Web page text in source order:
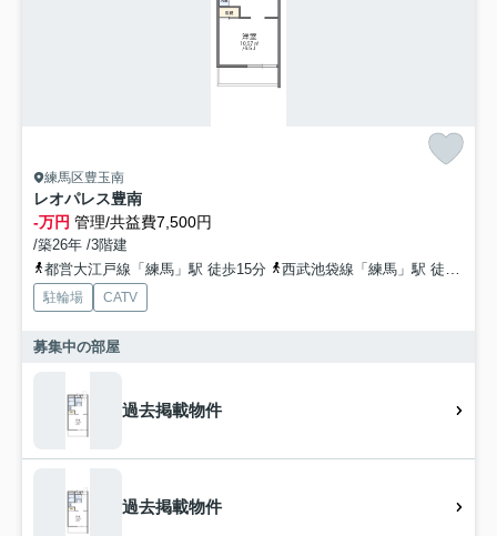
練馬区豊玉南
レオパレス豊南
-万円 管理/共益費7,500円
/築26年 /3階建
都営大江戸線「練馬」駅 徒歩15分
西武池袋線「練馬」駅 徒歩16分
駐輪場 CATV
募集中の部屋
過去掲載物件
過去掲載物件